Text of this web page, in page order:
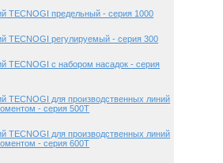
TECNOGI предельный - серия 1000
TECNOGI регулируемый - серия 300
TECNOGI с набором насадок - серия
TECNOGI для производственных линий
- серия 500T
TECNOGI для производственных линий
- серия 600T